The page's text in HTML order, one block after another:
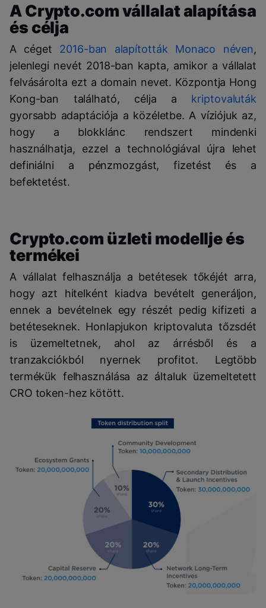
A Crypto.com vállalat alapítása
és célja
A céget 2016-ban alapították Monaco néven,
jelenlegi nevét 2018-ban kapta, amikor a vállalat
felvásárolta ezt a domain nevet. Központja Hong
Kong-ban található, célja a kriptovaluták
gyorsabb adaptációja a közéletbe. A víziójuk az,
hogy a blokklánc rendszert mindenki
használhatja, ezzel a technológiával újra lehet
definiálni a pénzmozgást, fizetést és a
befektetést.
Crypto.com üzleti modellje és
termékei
A vállalat felhasználja a betétesek tőkéjét arra,
hogy azt hitelként kiadva bevételt generáljon,
ennek a bevételnek egy részét pedig kifizeti a
betéteseknek. Honlapjukon kriptovaluta tőzsdét
is üzemeltetnek, ahol az árrésből és a
tranzakciókból nyernek profitot. Legtöbb
termékük felhasználása az általuk üzemeltetett
CRO token-hez kötött.